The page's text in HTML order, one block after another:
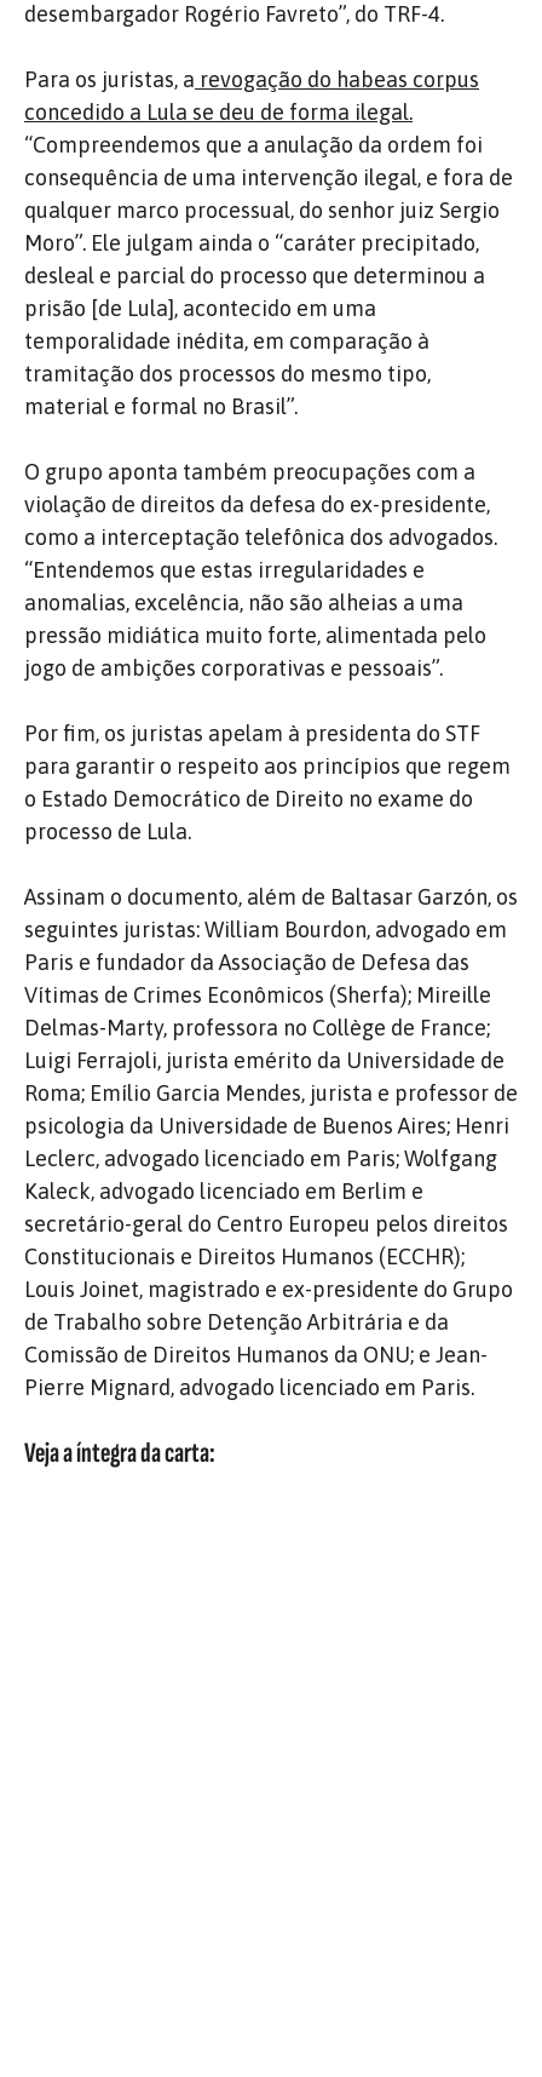
desembargador Rogério Favreto”, do TRF-4.
Para os juristas, a revogação do habeas corpus
concedido a Lula se deu de forma ilegal.
“Compreendemos que a anulação da ordem foi
consequência de uma intervenção ilegal, e fora de
qualquer marco processual, do senhor juiz Sergio
Moro”. Ele julgam ainda o “caráter precipitado,
desleal e parcial do processo que determinou a
prisão [de Lula], acontecido em uma
temporalidade inédita, em comparação à
tramitação dos processos do mesmo tipo,
material e formal no Brasil”.
O grupo aponta também preocupações com a
violação de direitos da defesa do ex-presidente,
como a interceptação telefônica dos advogados.
“Entendemos que estas irregularidades e
anomalias, excelência, não são alheias a uma
pressão midiática muito forte, alimentada pelo
jogo de ambições corporativas e pessoais”.
Por fim, os juristas apelam à presidenta do STF
para garantir o respeito aos princípios que regem
o Estado Democrático de Direito no exame do
processo de Lula.
Assinam o documento, além de Baltasar Garzón, os
seguintes juristas: William Bourdon, advogado em
Paris e fundador da Associação de Defesa das
Vítimas de Crimes Econômicos (Sherfa); Mireille
Delmas-Marty, professora no Collège de France;
Luigi Ferrajoli, jurista emérito da Universidade de
Roma; Emílio Garcia Mendes, jurista e professor de
psicologia da Universidade de Buenos Aires; Henri
Leclerc, advogado licenciado em Paris; Wolfgang
Kaleck, advogado licenciado em Berlim e
secretário-geral do Centro Europeu pelos direitos
Constitucionais e Direitos Humanos (ECCHR);
Louis Joinet, magistrado e ex-presidente do Grupo
de Trabalho sobre Detenção Arbitrária e da
Comissão de Direitos Humanos da ONU; e Jean-
Pierre Mignard, advogado licenciado em Paris.
Veja a íntegra da carta: